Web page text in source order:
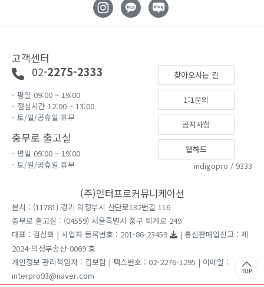
고객센터
02-2275-2333
- 평일 09:00 ~ 19:00
- 점심시간 12:00 ~ 13:00
- 토/일/공휴일 휴무
충무로 출고실
- 평일 09:00 ~ 19:00
- 토/일/공휴일 휴무
찾아오시는 길
1:1문의
공지사항
웹하드
indigopro / 9333
(주)인터프로커뮤니케이션
본사 : (11781) 경기 의정부시 산단로132번길 116
충무로 출고실 : (04559) 서울특별시 중구 퇴계로 249
대표 : 김상회 | 사업자 등록번호 : 201-86-23459
| 통신판매업신고 : 제
2024-의정부송산-0069 호
개인정보 관리책임자 : 김보람 | 팩스번호 : 02-2276-1295 | 이메일 :
interpro93@naver.com